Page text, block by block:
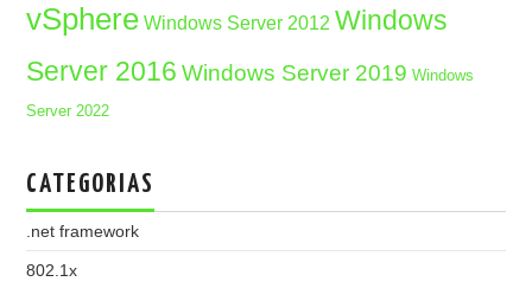
vSphere Windows Server 2012 Windows
Server 2016 Windows Server 2019 Windows
Server 2022
CATEGORIAS
.net framework
802.1x